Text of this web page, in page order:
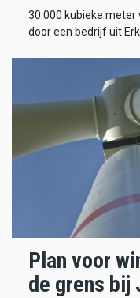
30.000 kubieke
door een bedrijf uit
Plan voor
de grens bij